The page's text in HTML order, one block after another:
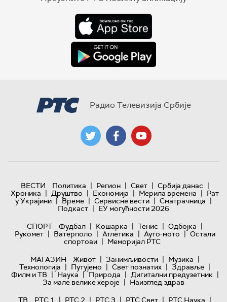
Радио Телевизија Србије
ВЕСТИ Политика | Регион | Свет | Србија данас |
Хроника | Друштво | Економија | Мерила времена | Рат
у Украјини | Време | Сервисне вести | Сматрачница |
Подкаст | ЕУ могућности 2026
СПОРТ
Фудбал | Кошарка | Тенис | Одбојка |
Рукомет | Ватерполо | Атлетика | Ауто-мото | Остали
спортови | Меморијал РТС
МАГАЗИН
Живот | Занимљивости | Музика |
Технологијa | Путујемо | Свет познатих | Здравље |
Филм и ТВ | Наука | Природа | Дигитални предузетник |
За мале велике хероје | Наизглед здрав
ТВ
РТС 1 | РТС 2 | РТС 3 | РТС Свет | РТС Наука |